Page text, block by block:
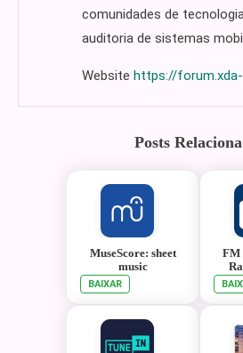
comunidades de
auditoria de sistemas
Website https://
Posts
MuseScore: sheet
music
BAIXAR
FM